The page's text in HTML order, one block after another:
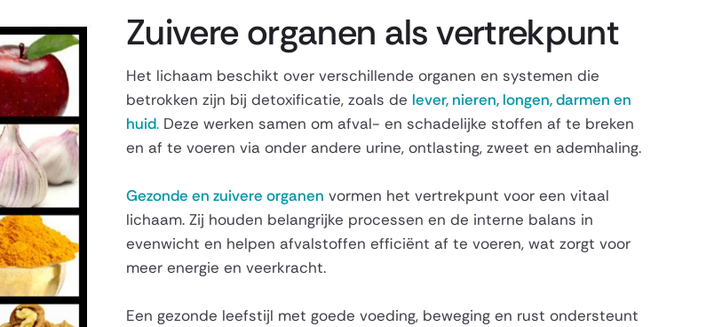
Zuivere organen als vertrekpunt
Het lichaam beschikt over verschillende organen en systemen die
betrokken zijn bij detoxificatie, zoals de lever, nieren, longen, darmen en
huid. Deze werken samen om afval- en schadelijke stoffen af te breken
en af te voeren via onder andere urine, ontlasting, zweet en ademhaling.
Gezonde en zuivere organen vormen het vertrekpunt voor een vitaal
lichaam. Zij houden belangrijke processen en de interne balans in
evenwicht en helpen afvalstoffen efficiënt af te voeren, wat zorgt voor
meer energie en veerkracht.
Een gezonde leefstijl met goede voeding, beweging en rust ondersteunt